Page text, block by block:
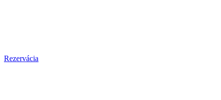
Rezervácia